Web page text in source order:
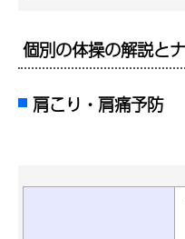
個別の体操の解説と
肩こり・肩痛予防